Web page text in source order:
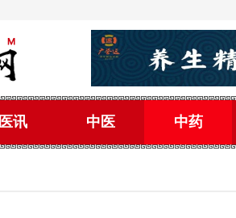
医讯 中医 中药